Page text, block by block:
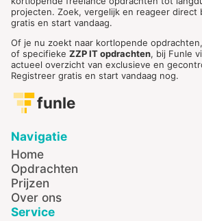
projecten. Zoek, vergelijk en reageer direct
gratis en start vandaag.
Of je nu zoekt naar kortlopende
of specifieke ZZP IT opdrachten, bij Funle
actueel overzicht van exclusieve en
Registreer gratis en start vandaag nog.
funle
Navigatie
Home
Opdrachten
Prijzen
Over ons
Service